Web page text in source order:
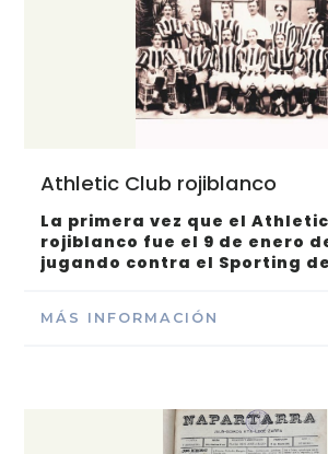
Athletic Club rojiblanco
La primera vez que el
rojiblanco fue el 9 de enero
jugando contra el Sporting
MÁS INFORMACIÓN